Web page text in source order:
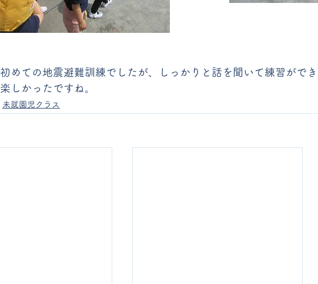
初めての地震避難訓練でしたが、しっかりと話を聞いて練習がで
楽しかったですね。
未就園児クラス